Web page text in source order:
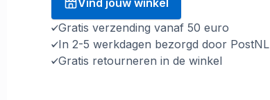
Vind jouw winkel
Gratis verzending vanaf 50 euro
In 2-5 werkdagen bezorgd door PostNL
Gratis retourneren in de winkel